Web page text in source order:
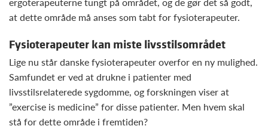
at dette område må anses som tabt for fysioterapeuter.
Fysioterapeuter kan miste livsstilsområdet
Lige nu står danske fysioterapeuter overfor en ny mulighed.
Samfundet er ved at drukne i patienter med
livsstilsrelaterede sygdomme, og forskningen viser at
”exercise is medicine” for disse patienter. Men hvem skal
stå for dette område i fremtiden?